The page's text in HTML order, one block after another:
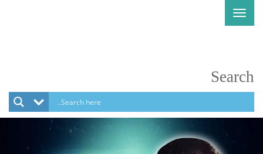
Toggle
navigation
Search